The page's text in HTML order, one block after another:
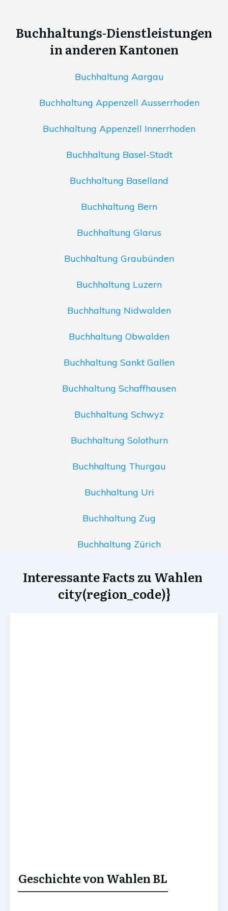
Buchhaltungs-Dienstleistungen
in anderen Kantonen
Buchhaltung Aargau
Buchhaltung Appenzell Ausserrhoden
Buchhaltung Appenzell Innerrhoden
Buchhaltung Basel-Stadt
Buchhaltung Baselland
Buchhaltung Bern
Buchhaltung Glarus
Buchhaltung Graubünden
Buchhaltung Luzern
Buchhaltung Nidwalden
Buchhaltung Obwalden
Buchhaltung Sankt Gallen
Buchhaltung Schaffhausen
Buchhaltung Schwyz
Buchhaltung Solothurn
Buchhaltung Thurgau
Buchhaltung Uri
Buchhaltung Zug
Buchhaltung Zürich
Interessante Facts zu Wahlen
city(region_code)}
Geschichte von Wahlen BL